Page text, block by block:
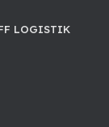
LOGISTIK